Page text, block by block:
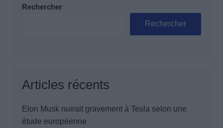
Rechercher
Rechercher
Articles récents
Elon Musk nuirait gravement à Tesla selon une
étude européenne